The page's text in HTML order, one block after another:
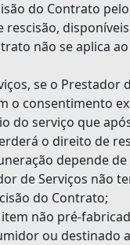
do Contrato
não se aplica
se o Prestador
o consentimento
do serviço que
o direito de
depende
de Serviços não
do Contrato;
não pré-
ou destinado